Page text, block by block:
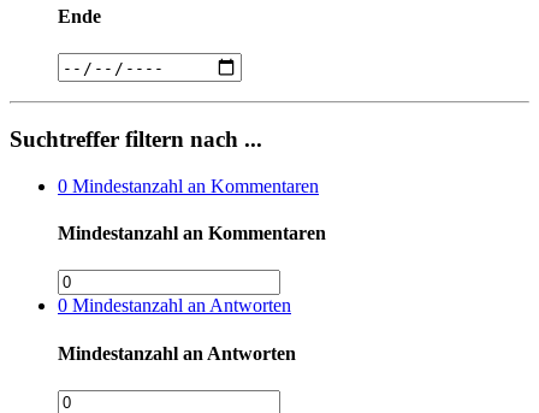
Ende
Suchtreffer filtern nach ...
0 Mindestanzahl an Kommentaren
Mindestanzahl an Kommentaren
0 Mindestanzahl an Antworten
Mindestanzahl an Antworten